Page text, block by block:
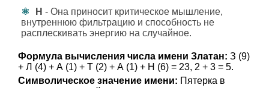
Н - Она приносит критическое мышление,
внутреннюю фильтрацию и способность не
расплескивать энергию на случайное.
Формула вычисления числа имени Златан: З (9)
+ Л (4) + А (1) + Т (2) + А (1) + Н (6) = 23, 2 + 3 = 5.
Символическое значение имени: Пятерка в